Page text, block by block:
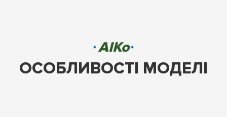
AIKo
ОСОБЛИВОСТІ МОДЕЛІ